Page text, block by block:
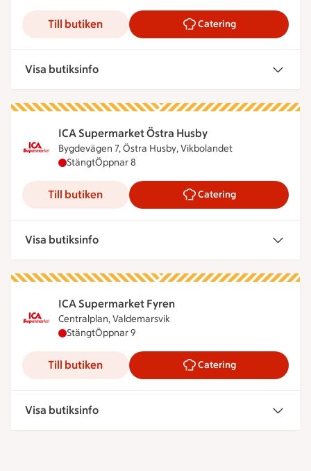
Till butiken Catering
Visa butiksinfo
ICA Supermarket Östra Husby
Bygdevägen 7, Östra Husby, Vikbolandet
ICA Supermarket Östra Husby har stängt, öppnar
StängtÖppnar 8
Till butiken Catering
Visa butiksinfo
ICA Supermarket Fyren
Centralplan, Valdemarsvik
ICA Supermarket Fyren har stängt, öppnar
StängtÖppnar 9
Till butiken Catering
Visa butiksinfo